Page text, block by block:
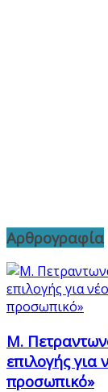
Αρθρογραφία
Μ.
επιλογής για
προσωπικό»